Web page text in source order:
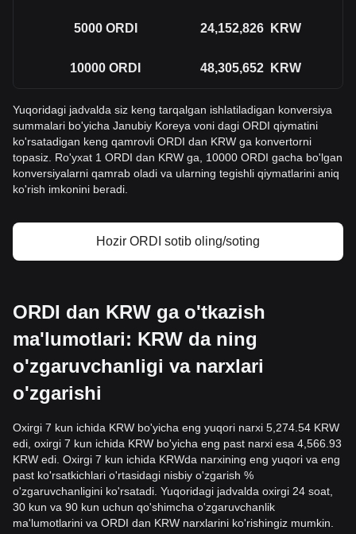
5000 ORDI 24,152,826 KRW
10000 ORDI 48,305,652 KRW
Yuqoridagi jadvalda siz keng tarqalgan ishlatiladigan konversiya
summalari bo'yicha Janubiy Koreya voni dagi ORDI qiymatini
ko'rsatadigan keng qamrovli ORDI dan KRW ga konvertorni
topasiz. Ro'yxat 1 ORDI dan KRW ga, 10000 ORDI gacha bo'lgan
konversiyalarni qamrab oladi va ularning tegishli qiymatlarini aniq
ko'rish imkonini beradi.
Hozir ORDI sotib oling/soting
ORDI dan KRW ga o'tkazish
ma'lumotlari: KRW da ning
o'zgaruvchanligi va narxlari
o'zgarishi
Oxirgi 7 kun ichida KRW bo'yicha eng yuqori narxi 5,274.54 KRW
edi, oxirgi 7 kun ichida KRW bo'yicha eng past narxi esa 4,566.93
KRW edi. Oxirgi 7 kun ichida KRWda narxining eng yuqori va eng
past ko'rsatkichlari o'rtasidagi nisbiy o'zgarish %
o'zgaruvchanligini ko'rsatadi. Yuqoridagi jadvalda oxirgi 24 soat,
30 kun va 90 kun uchun qo'shimcha o'zgaruvchanlik
ma'lumotlarini va ORDI dan KRW narxlarini ko'rishingiz mumkin.